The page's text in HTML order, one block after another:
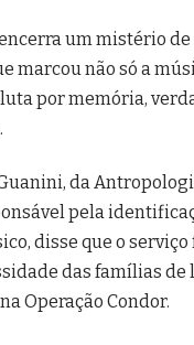
um mistério de
marcou não só a
por memória,
da
pela
disse que o
das famílias de
Operação Condor.